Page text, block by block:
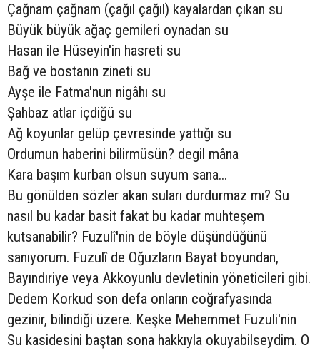
Çağnam çağnam (çağıl çağıl) kayalardan çıkan su
Büyük büyük ağaç gemileri oynadan su
Hasan ile Hüseyin'in hasreti su
Bağ ve bostanın zineti su
Ayşe ile Fatma'nun nigâhı su
Şahbaz atlar içdiğü su
Ağ koyunlar gelüp çevresinde yattığı su
Ordumun haberini bilirmüsün? degil mâna
Kara başım kurban olsun suyum sana...
Bu gönülden sözler akan suları durdurmaz mı? Su
nasıl bu kadar basit fakat bu kadar muhteşem
kutsanabilir? Fuzulî'nin de böyle düşündüğünü
sanıyorum. Fuzulî de Oğuzların Bayat boyundan,
Bayındıriye veya Akkoyunlu devletinin yöneticileri gibi.
Dedem Korkud son defa onların coğrafyasında
gezinir, bilindiği üzere. Keşke Mehemmet Fuzuli'nin
Su kasidesini baştan sona hakkıyla okuyabilseydim. O